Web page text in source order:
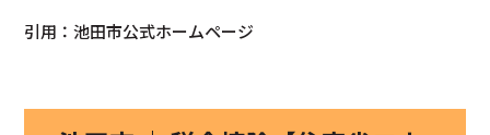
引用：池田市公式ホームページ